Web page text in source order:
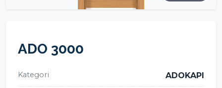
ADO 3000
Kategori ADOKAPI